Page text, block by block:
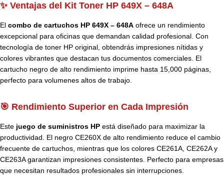
✨ Ventajas del Kit Toner HP 649X – 648A
El combo de cartuchos HP 649X – 648A ofrece un rendimiento
excepcional para oficinas que demandan calidad profesional. Con
tecnología de toner HP original, obtendrás impresiones nítidas y
colores vibrantes que destacan tus documentos comerciales. El
cartucho negro de alto rendimiento imprime hasta 15,000 páginas,
perfecto para volumenes altos de trabajo.
🎯 Rendimiento Superior en Cada Impresión
Este juego de suministros HP está diseñado para maximizar la
productividad. El negro CE260X de alto rendimiento reduce el cambio
frecuente de cartuchos, mientras que los colores CE261A, CE262A y
CE263A garantizan impresiones consistentes. Perfecto para empresas
que necesitan resultados profesionales sin interrupciones.